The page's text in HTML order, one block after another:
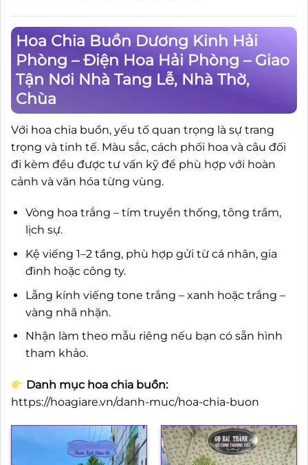
Hoa Chia Buồn Dương Kinh Hải
Phòng – Điện Hoa Hải Phòng – Giao
Tận Nơi Nhà Tang Lễ, Nhà Thờ,
Chùa
Với hoa chia buồn, yếu tố quan trọng là sự trang
trọng và tinh tế. Màu sắc, cách phối hoa và câu đối
đi kèm đều được tư vấn kỹ để phù hợp với hoàn
cảnh và văn hóa từng vùng.
Vòng hoa trắng – tím truyền thống, tông trầm,
lịch sự.
Kệ viếng 1–2 tầng, phù hợp gửi từ cá nhân, gia
đình hoặc công ty.
Lẵng kính viếng tone trắng – xanh hoặc trắng –
vàng nhã nhặn.
Nhận làm theo mẫu riêng nếu bạn có sẵn hình
tham khảo.
Danh mục hoa chia buồn:
https://hoagiare.vn/danh-muc/hoa-chia-buon